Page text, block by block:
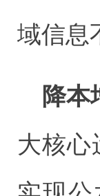
域信息
降本
大核心